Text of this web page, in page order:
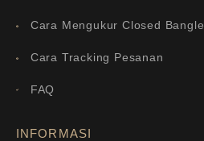
Cara Mengukur Closed Bangle
Cara Tracking Pesanan
FAQ
INFORMASI